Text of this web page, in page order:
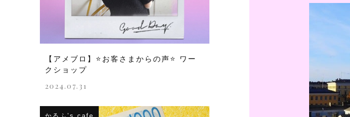
【アメブロ】⭐️お客さまからの声⭐️ ワー
クショップ
2024.07.31